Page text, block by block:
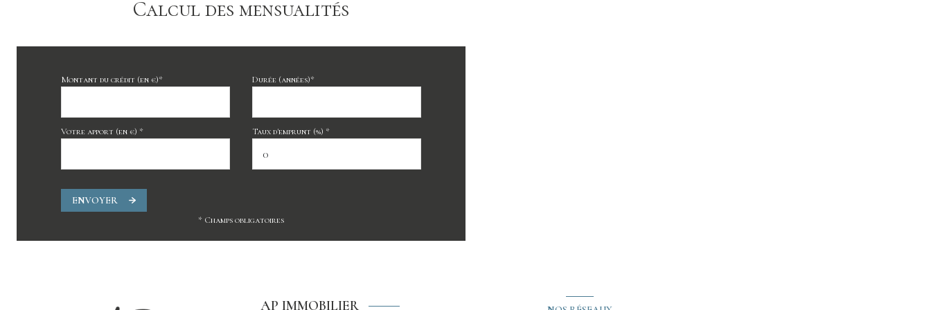
Calcul des mensualités
Montant du crédit (en €)* Durée (années)*
Votre apport (en €) * Taux d'emprunt (%) *
ENVOYER
* Champs obligatoires
AP IMMOBILIER